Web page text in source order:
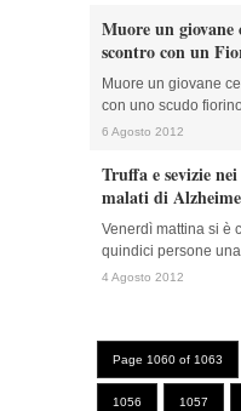
Muore un
scontro con un
Muore un giovane
con uno scudo
6 Agosto 2012
Truffa e sevizie
malati di
Venerdì mattina si è
quindici persone
4 Agosto 2012
Page 1060 of 1063
1056 1057